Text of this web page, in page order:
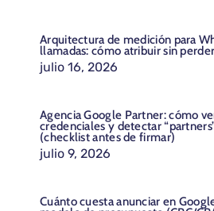
Arquitectura de medición para
llamadas: cómo atribuir sin
julio 16, 2026
Agencia Google Partner: cómo
credenciales y detectar
(checklist antes de firmar)
julio 9, 2026
Cuánto cuesta anunciar en